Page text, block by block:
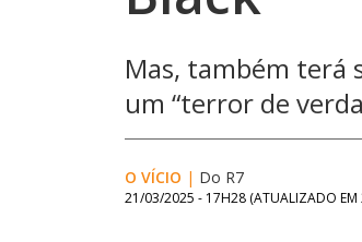
Mas, também terá
um “terror de
O VÍCIO | Do R7
21/03/2025 - 17H28 (ATUALIZADO EM